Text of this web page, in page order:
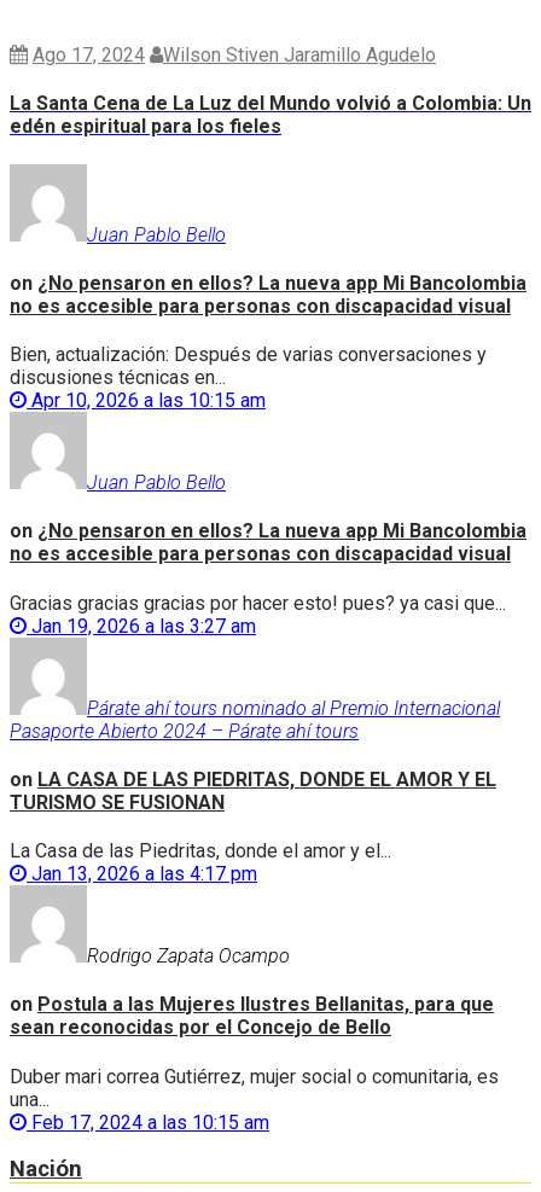
Ago 17, 2024 Wilson Stiven Jaramillo Agudelo
La Santa Cena de La Luz del Mundo volvió a Colombia: Un
edén espiritual para los fieles
Juan Pablo Bello
on ¿No pensaron en ellos? La nueva app Mi Bancolombia
no es accesible para personas con discapacidad visual
Bien, actualización: Después de varias conversaciones y
discusiones técnicas en...
Apr 10, 2026 a las 10:15 am
Juan Pablo Bello
on ¿No pensaron en ellos? La nueva app Mi Bancolombia
no es accesible para personas con discapacidad visual
Gracias gracias gracias por hacer esto! pues? ya casi que...
Jan 19, 2026 a las 3:27 am
Párate ahí tours nominado al Premio Internacional
Pasaporte Abierto 2024 – Párate ahí tours
on LA CASA DE LAS PIEDRITAS, DONDE EL AMOR Y EL
TURISMO SE FUSIONAN
La Casa de las Piedritas, donde el amor y el...
Jan 13, 2026 a las 4:17 pm
Rodrigo Zapata Ocampo
on Postula a las Mujeres Ilustres Bellanitas, para que
sean reconocidas por el Concejo de Bello
Duber mari correa Gutiérrez, mujer social o comunitaria, es
una...
Feb 17, 2024 a las 10:15 am
Nación